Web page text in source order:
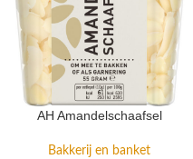
AH Amandelschaafsel
Bakkerij en banket